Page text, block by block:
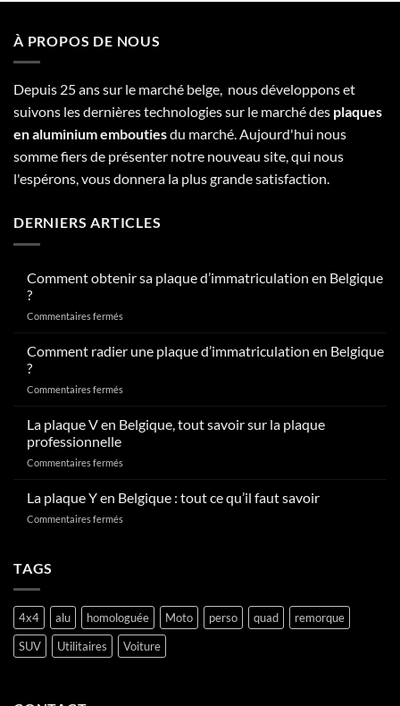
À PROPOS DE NOUS
Depuis 25 ans sur le marché belge, nous développons et
suivons les dernières technologies sur le marché des plaques
en aluminium emboutiesdu marché. Aujourd'hui nous
somme fiers de présenter notre nouveau site, qui nous
l'espérons, vous donnera la plus grande satisfaction.
DERNIERS ARTICLES
Comment obtenir sa plaque d’immatriculation en Belgique
?
Commentaires ferméssur
sa
d’immatriculation
Belgique
Comment radier une plaque d’immatriculation en Belgique
?
Commentaires ferméssur
radier
une
d’immatriculation
Belgique
La plaque V en Belgique, tout savoir sur la plaque
professionnelle
Commentaires ferméssur
plaque
V
en
plaque
professionnelle
La plaque Y en Belgique : tout ce qu’il faut savoir
Commentaires ferméssur
:
tout
ce
qu’il
TAGS
4x4 alu homologuée Moto perso quad
remorque
SUV
Utilitaires Voiture